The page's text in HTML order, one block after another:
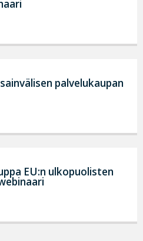
palvelukaupan
EU:n ulkopuolisten